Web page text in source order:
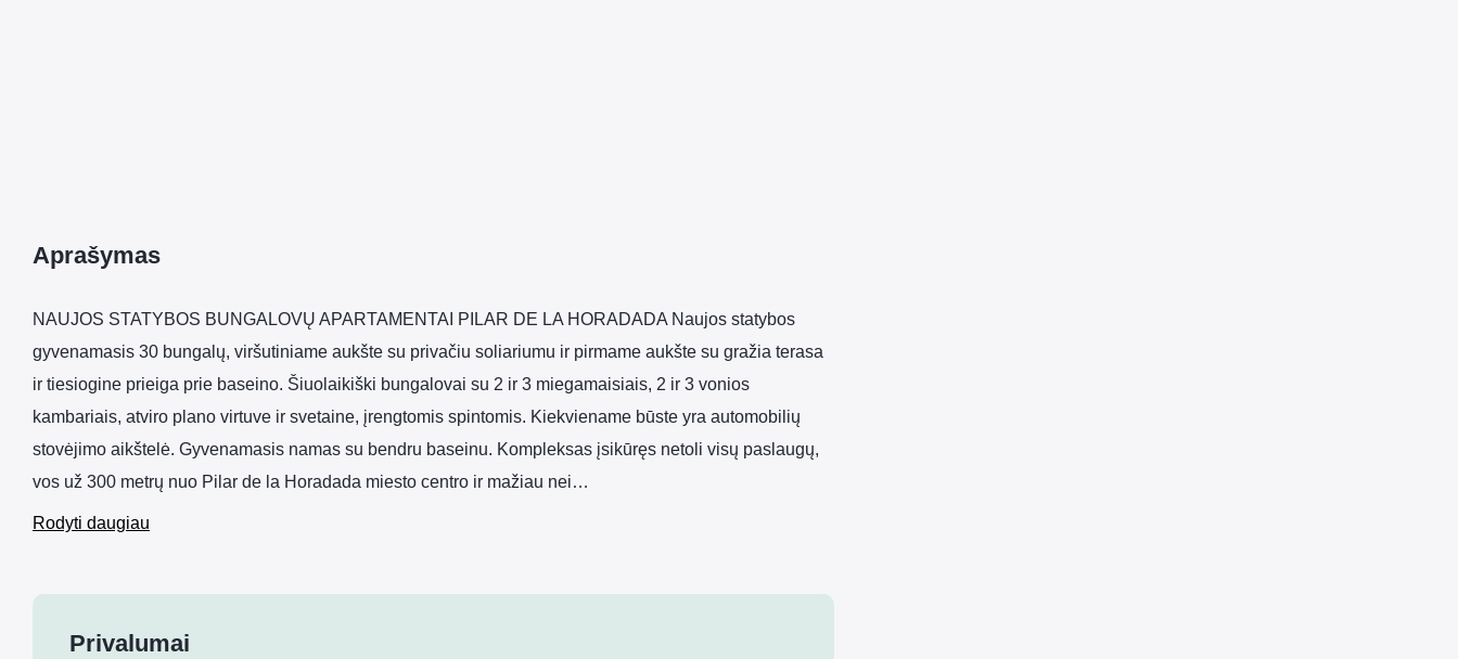
Aprašymas
NAUJOS STATYBOS BUNGALOVŲ APARTAMENTAI PILAR DE LA HORADADA Naujos statybos
gyvenamasis 30 bungalų, viršutiniame aukšte su privačiu soliariumu ir pirmame aukšte su gražia terasa
ir tiesiogine prieiga prie baseino. Šiuolaikiški bungalovai su 2 ir 3 miegamaisiais, 2 ir 3 vonios
kambariais, atviro plano virtuve ir svetaine, įrengtomis spintomis. Kiekviename būste yra automobilių
stovėjimo aikštelė. Gyvenamasis namas su bendru baseinu. Kompleksas įsikūręs netoli visų paslaugų,
vos už 300 metrų nuo Pilar de la Horadada miesto centro ir mažiau nei…
Rodyti daugiau
Privalumai